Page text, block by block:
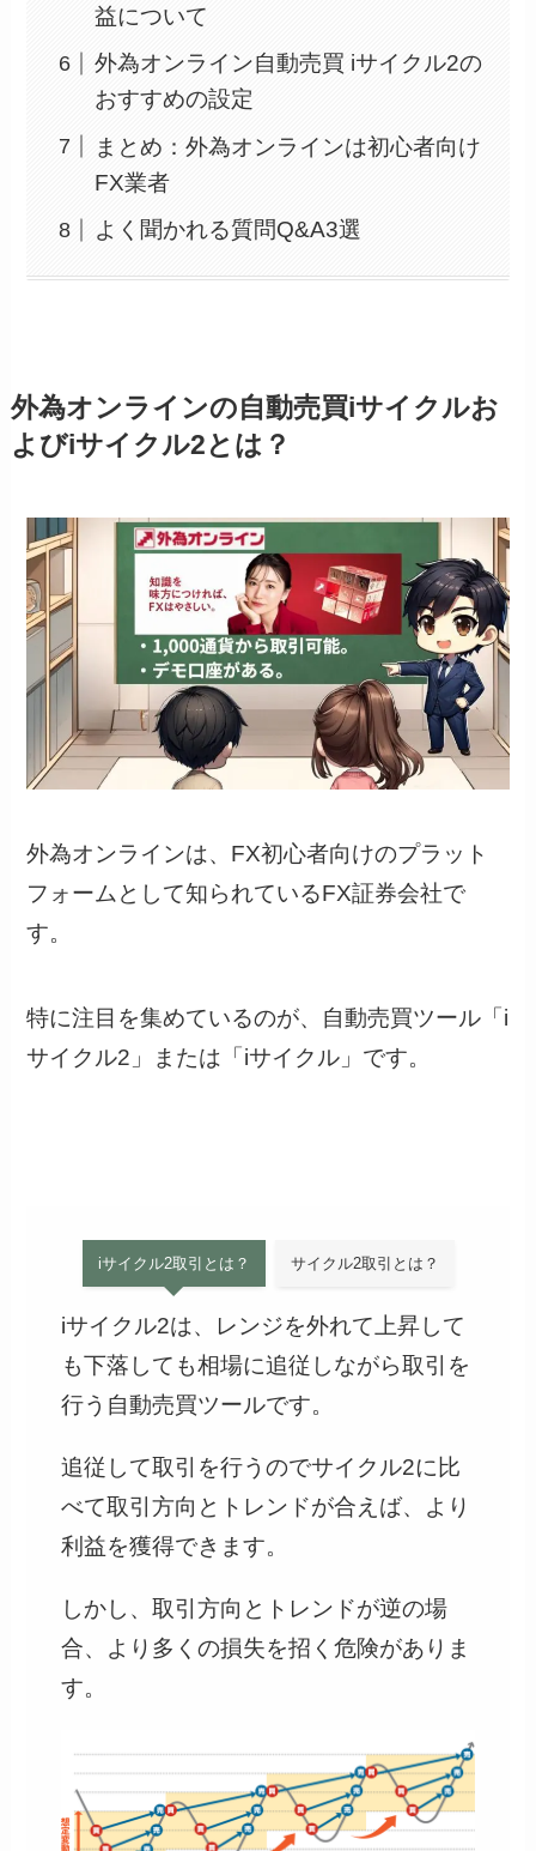
益について
外為オンライン自動売買 iサイクル2の
おすすめの設定
まとめ：外為オンラインは初心者向け
FX業者
よく聞かれる質問Q&A3選
外為オンラインの自動売買iサイクルお
よびiサイクル2とは？
外為オンラインは、FX初心者向けのプラット
フォームとして知られているFX証券会社で
す。
特に注目を集めているのが、自動売買ツール「i
サイクル2」または「iサイクル」です。
iサイクル2取引とは？ サイクル2取引とは？
iサイクル2は、レンジを外れて上昇して
も下落しても相場に追従しながら取引を
行う自動売買ツールです。
追従して取引を行うのでサイクル2に比
べて取引方向とトレンドが合えば、より
利益を獲得できます。
しかし、取引方向とトレンドが逆の場
合、より多くの損失を招く危険がありま
す。